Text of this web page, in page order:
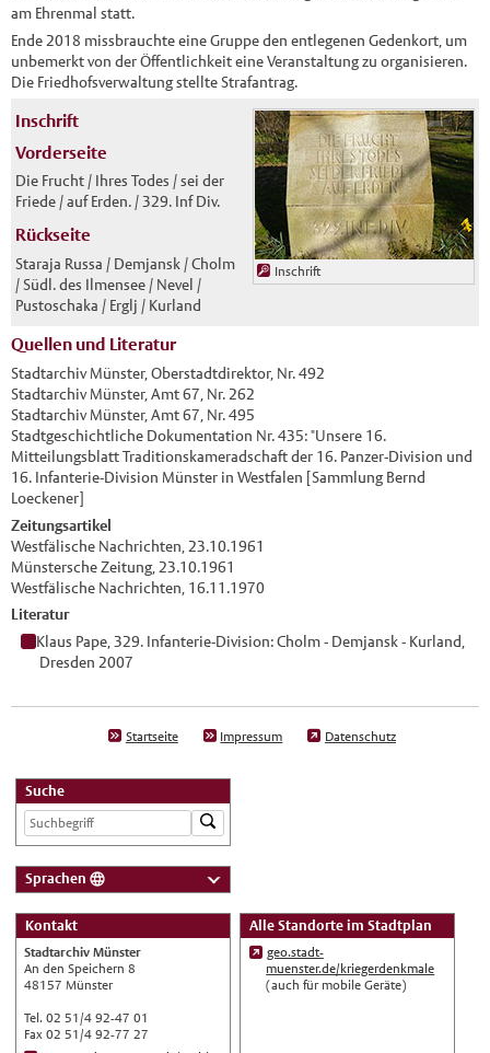
am Ehrenmal statt.
Ende 2018 missbrauchte eine Gruppe den entlegenen Gedenkort, um
unbemerkt von der Öffentlichkeit eine Veranstaltung zu organisieren.
Die Friedhofsverwaltung stellte Strafantrag.
Inschrift
Inschrift
Vorderseite
Die Frucht / Ihres Todes / sei der
Friede / auf Erden. / 329. Inf Div.
Rückseite
Staraja Russa / Demjansk / Cholm
/ Südl. des Ilmensee / Nevel /
Pustoschaka / Erglj / Kurland
Quellen und Literatur
Stadtarchiv Münster, Oberstadtdirektor, Nr. 492
Stadtarchiv Münster, Amt 67, Nr. 262
Stadtarchiv Münster, Amt 67, Nr. 495
Stadtgeschichtliche Dokumentation Nr. 435: "Unsere 16.
Mitteilungsblatt Traditionskameradschaft der 16. Panzer-Division und
16. Infanterie-Division Münster in Westfalen [Sammlung Bernd
Loeckener]
Zeitungsartikel
Westfälische Nachrichten, 23.10.1961
Münstersche Zeitung, 23.10.1961
Westfälische Nachrichten, 16.11.1970
Literatur
Klaus Pape, 329. Infanterie-Division: Cholm - Demjansk - Kurland,
Dresden 2007
Startseite Impressum Datenschutz
Suche
Sprachen
Nederlands
English
Türkçe
Kontakt
Stadtarchiv Münster
An den Speichern 8
48157 Münster
Tel. 02 51/4 92-47 01
Fax 02 51/4 92-77 27
Alle Standorte im Stadtplan
geo.stadt-
muenster.de/kriegerdenkmale
(auch für mobile Geräte)